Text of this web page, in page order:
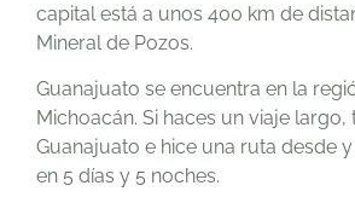
capital está a unos 400 km de
Mineral de Pozos.
Guanajuato se encuentra en la
Michoacán. Si haces un viaje
Guanajuato e hice una ruta desde
en 5 días y 5 noches.